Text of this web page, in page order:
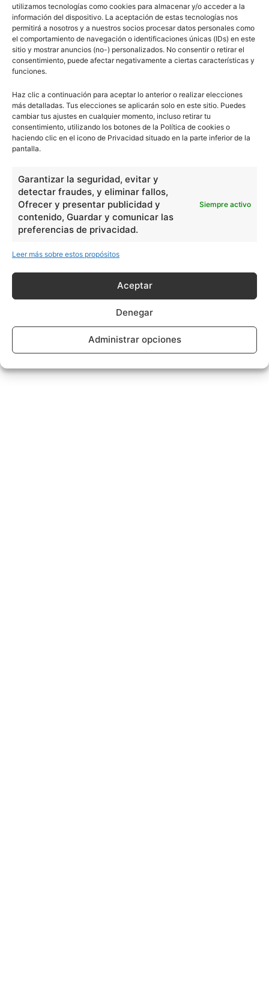
utilizamos tecnologías como cookies para almacenar y/o acceder a la
información del dispositivo. La aceptación de estas tecnologías nos
permitirá a nosotros y a nuestros socios procesar datos personales como
el comportamiento de navegación o identificaciones únicas (IDs) en este
sitio y mostrar anuncios (no-) personalizados. No consentir o retirar el
consentimiento, puede afectar negativamente a ciertas características y
funciones.
Haz clic a continuación para aceptar lo anterior o realizar elecciones
más detalladas. Tus elecciones se aplicarán solo en este sitio. Puedes
cambiar tus ajustes en cualquier momento, incluso retirar tu
consentimiento, utilizando los botones de la Política de cookies o
haciendo clic en el icono de Privacidad situado en la parte inferior de la
pantalla.
Garantizar la seguridad, evitar y
detectar fraudes, y eliminar fallos,
Ofrecer y presentar publicidad y
contenido, Guardar y comunicar las
preferencias de privacidad.
Siempre activo
Leer más sobre estos propósitos
Aceptar
Denegar
Administrar opciones